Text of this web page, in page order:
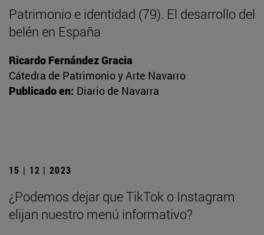
Patrimonio e identidad (79). El desarrollo del
belén en España
Ricardo Fernández Gracia
Cátedra de Patrimonio y Arte Navarro
Publicado en: Diario de Navarra
15 | 12 | 2023
¿Podemos dejar que TikTok o Instagram
elijan nuestro menú informativo?